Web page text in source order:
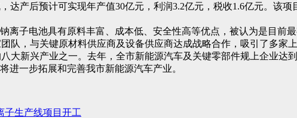
达产后预计可实现年产值30亿元，利润3.2亿元，税收1.6亿元。该
离子电池具有原料丰富、成本低、安全性高等优点，被认为是目前
队，与关键原材料供应商及设备供应商达成战略合作，吸引了多家上
大新兴产业之一。去年，全市新能源汽车及关键零部件规上企业达
进一步拓展和完善我市新能源汽车产业。
子生产线项目开工